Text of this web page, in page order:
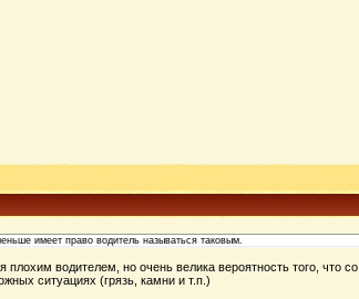
имеет право водитель называться таковым.
плохим водителем, но очень велика вероятность того, что
ситуациях (грязь, камни и т.п.)